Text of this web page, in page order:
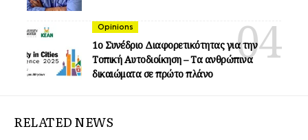
Opinions
1ο Συνέδριο Διαφορετικότητας για την
Τοπική Αυτοδιοίκηση – Τα ανθρώπινα
δικαιώματα σε πρώτο πλάνο
RELATED NEWS